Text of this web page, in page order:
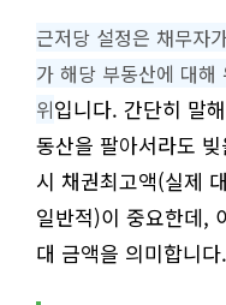
근저당 설정은 채무자
가 해당 부동산에 대해
위입니다. 간단히 말
동산을 팔아서라도
시 채권최고액(실제
일반적)이 중요한데,
대 금액을 의미합니다.